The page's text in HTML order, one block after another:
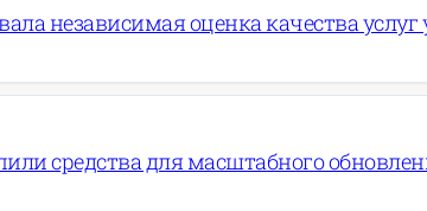
независимая оценка качества
средства для масштабного